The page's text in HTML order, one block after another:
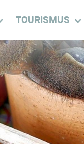
TOURISMUS